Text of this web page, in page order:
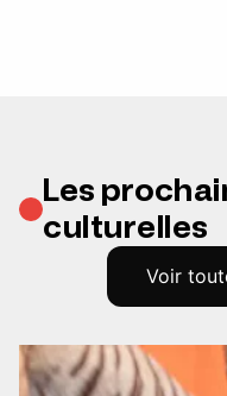
Les
culturelles
Voir